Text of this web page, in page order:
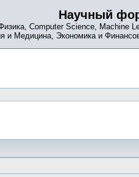
Научный
Computer Science, Machine
и Медицина, Экономика и